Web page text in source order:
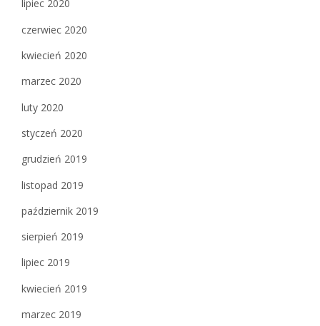
lipiec 2020
czerwiec 2020
kwiecień 2020
marzec 2020
luty 2020
styczeń 2020
grudzień 2019
listopad 2019
październik 2019
sierpień 2019
lipiec 2019
kwiecień 2019
marzec 2019